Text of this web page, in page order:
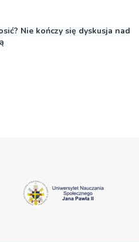
Nie kończy się dyskusja nad